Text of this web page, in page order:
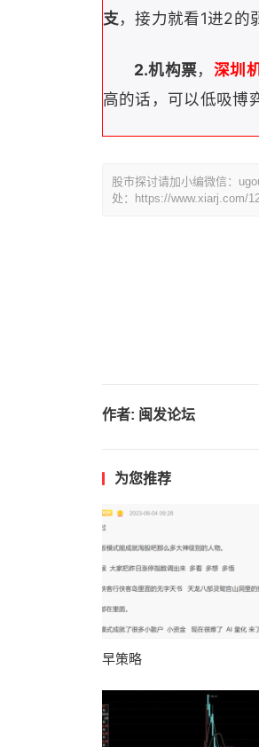
支，接力就看1进2的
2.机构票， 深圳
高的话，可以低吸博
股市探讨请加小编微信：
处：https://www.xiarj.com/
作者: 闽发论坛
为您推荐
早策略